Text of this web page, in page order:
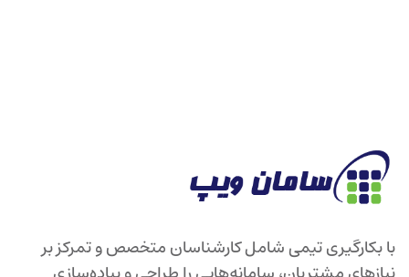
با بکارگیری تیمی شامل کارشناسان متخصص و تمرکز بر